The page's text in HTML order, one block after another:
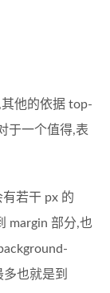
他的依据 top-
于一个值得,表
若干 px 的
margin 部分,也
也就是到